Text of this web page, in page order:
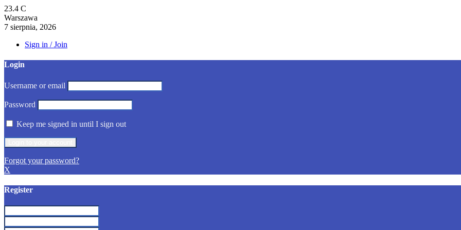
23.4 C
Warszawa
7 sierpnia, 2026
Sign in / Join
Login
Username or email
Password
Keep me signed in until I sign out
Forgot your password?
X
Register